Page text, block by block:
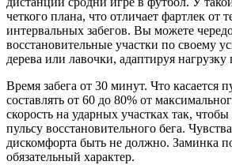
четкого плана, что отличает фартлек от
интервальных забегов. Вы можете
восстановительные участки по своему
дерева или лавочки, адаптируя нагрузку
Время забега от 30 минут. Что касается
составлять от 60 до 80% от
скорость на ударных участках так, чтобы
пульсу восстановительного бега.
дискомфорта быть не должно. Заминка
обязательный характер.